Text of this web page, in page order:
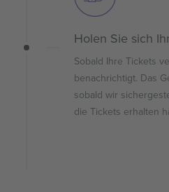
Holen Sie sich
Sobald Ihre Tickets
benachrichtigt. Das
sobald wir
die Tickets erhalten